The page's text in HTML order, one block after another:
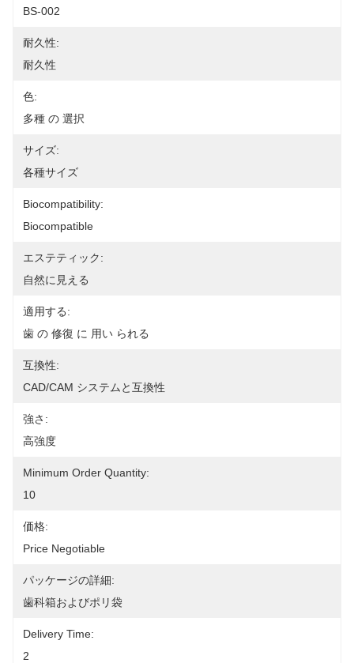
BS-002
耐久性:
耐久性
色:
多種 の 選択
サイズ:
各種サイズ
Biocompatibility:
Biocompatible
エステティック:
自然に見える
適用する:
歯 の 修復 に 用い られる
互換性:
CAD/CAM システムと互換性
強さ:
高強度
Minimum Order Quantity:
10
価格:
Price Negotiable
パッケージの詳細:
歯科箱およびポリ袋
Delivery Time:
2